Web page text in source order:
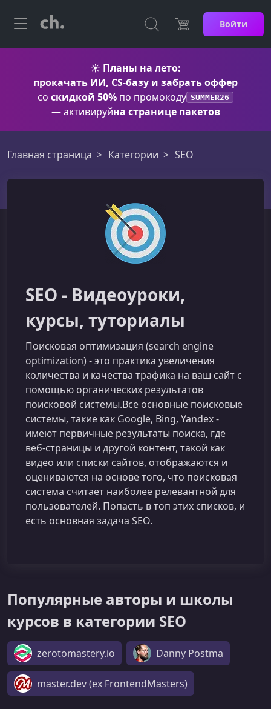
Войти
☀️ Планы на лето:
прокачать ИИ, CS-базу и забрать оффер
со скидкой 50% по промокоду SUMMER26
— активируйна странице пакетов
Главная страница Категории SEO
SEO - Видеоуроки,
курcы, туториалы
Поисковая оптимизация (search engine
optimization) - это практика увеличения
количества и качества трафика на ваш сайт с
помощью органических результатов
поисковой системы.Все основные поисковые
системы, такие как Google, Bing, Yandex -
имеют первичные результаты поиска, где
веб-страницы и другой контент, такой как
видео или списки сайтов, отображаются и
оцениваются на основе того, что поисковая
система считает наиболее релевантной для
пользователей. Попасть в топ этих списков, и
есть основная задача SEO.
Популярные авторы и школы
курсов в категории SEO
zerotomastery.io Danny Postma
master.dev (ex FrontendMasters)